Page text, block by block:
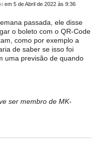
em 5 de Abril de 2022 às 9:36
passada, ele disse
o boleto com o QR-Code
como por exemplo a
de saber se isso foi
uma previsão de quando
ser membro de MK-